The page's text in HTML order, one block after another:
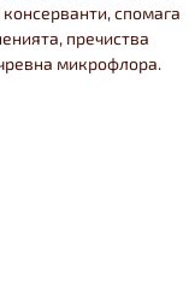
спомага
пречиства
микрофлора.